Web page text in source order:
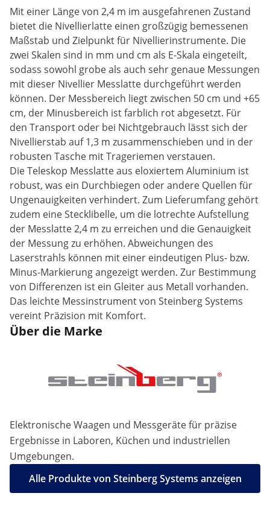
Mit einer Länge von 2,4 m im ausgefahrenen Zustand
bietet die Nivellierlatte einen großzügig bemessenen
Maßstab und Zielpunkt für Nivellierinstrumente. Die
zwei Skalen sind in mm und cm als E-Skala eingeteilt,
sodass sowohl grobe als auch sehr genaue Messungen
mit dieser Nivellier Messlatte durchgeführt werden
können. Der Messbereich liegt zwischen 50 cm und +65
cm, der Minusbereich ist farblich rot abgesetzt. Für
den Transport oder bei Nichtgebrauch lässt sich der
Nivellierstab auf 1,3 m zusammenschieben und in der
robusten Tasche mit Trageriemen verstauen.
Die Teleskop Messlatte aus eloxiertem Aluminium ist
robust, was ein Durchbiegen oder andere Quellen für
Ungenauigkeiten verhindert. Zum Lieferumfang gehört
zudem eine Stecklibelle, um die lotrechte Aufstellung
der Messlatte 2,4 m zu erreichen und die Genauigkeit
der Messung zu erhöhen. Abweichungen des
Laserstrahls können mit einer eindeutigen Plus- bzw.
Minus-Markierung angezeigt werden. Zur Bestimmung
von Differenzen ist ein Gleiter aus Metall vorhanden.
Das leichte Messinstrument von Steinberg Systems
vereint Präzision mit Komfort.
Über die Marke
Elektronische Waagen und Messgeräte für präzise
Ergebnisse in Laboren, Küchen und industriellen
Umgebungen.
Alle Produkte von Steinberg Systems anzeigen